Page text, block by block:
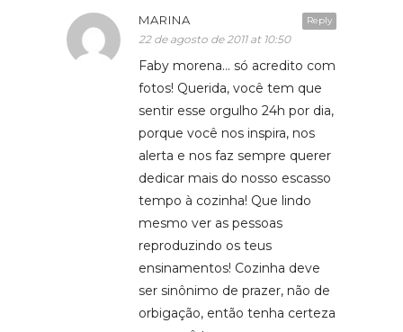
Reply
MARINA
22 de agosto de 2011 at 10:50
Faby morena… só acredito com
fotos! Querida, você tem que
sentir esse orgulho 24h por dia,
porque você nos inspira, nos
alerta e nos faz sempre querer
dedicar mais do nosso escasso
tempo à cozinha! Que lindo
mesmo ver as pessoas
reproduzindo os teus
ensinamentos! Cozinha deve
ser sinônimo de prazer, não de
orbigação, então tenha certeza